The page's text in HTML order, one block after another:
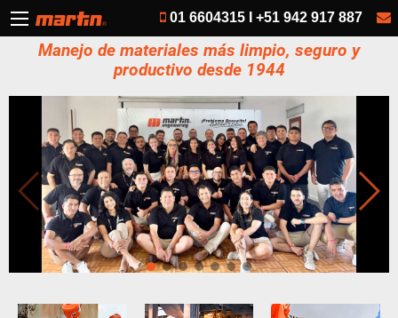
01 6604315 I +51 942 917 887
Manejo de materiales más limpio, seguro y
productivo desde 1944